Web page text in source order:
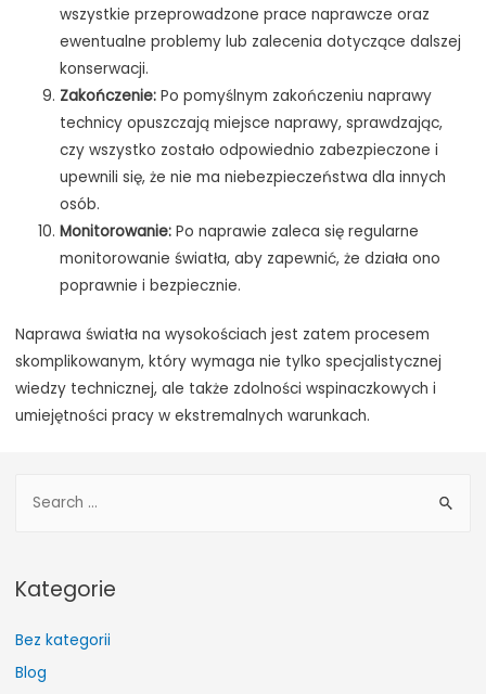
wszystkie przeprowadzone prace naprawcze oraz
ewentualne problemy lub zalecenia dotyczące dalszej
konserwacji.
Zakończenie:Po pomyślnym zakończeniu naprawy
technicy opuszczają miejsce naprawy, sprawdzając,
czy wszystko zostało odpowiednio zabezpieczone i
upewnili się, że nie ma niebezpieczeństwa dla innych
osób.
Monitorowanie:Po naprawie zaleca się regularne
monitorowanie światła, aby zapewnić, że działa ono
poprawnie i bezpiecznie.
Naprawa światła na wysokościach jest zatem procesem
skomplikowanym, który wymaga nie tylko specjalistycznej
wiedzy technicznej, ale także zdolności wspinaczkowych i
umiejętności pracy w ekstremalnych warunkach.
h
f
Kategorie
Bez kategorii
Blog